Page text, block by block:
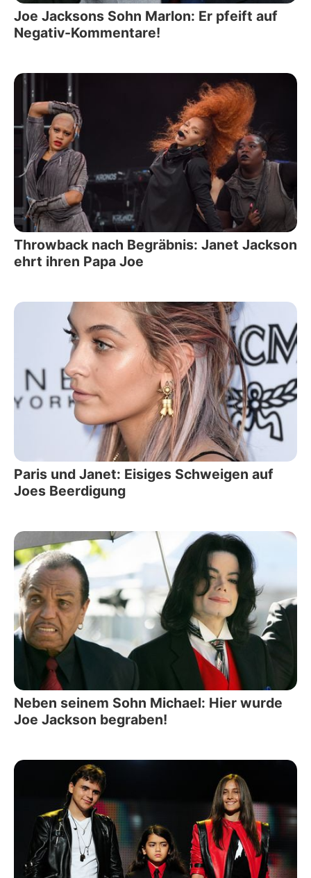
Joe Jacksons Sohn Marlon: Er pfeift auf
Negativ-Kommentare!
Throwback nach Begräbnis: Janet Jackson
ehrt ihren Papa Joe
Paris und Janet: Eisiges Schweigen auf
Joes Beerdigung
Neben seinem Sohn Michael: Hier wurde
Joe Jackson begraben!